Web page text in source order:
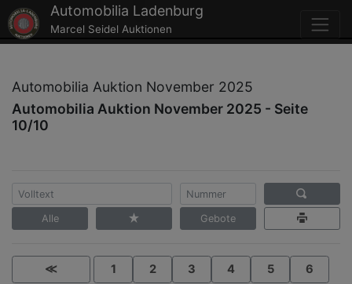
Automobilia Ladenburg
Marcel Seidel Auktionen
Automobilia Auktion November 2025
Automobilia Auktion November 2025 - Seite
10/10
Alle Gebote
≪ 1 2 3 4 5 6